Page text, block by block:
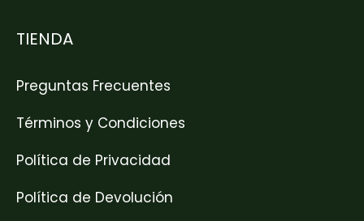
TIENDA
Preguntas Frecuentes
Términos y Condiciones
Política de Privacidad
Política de Devolución